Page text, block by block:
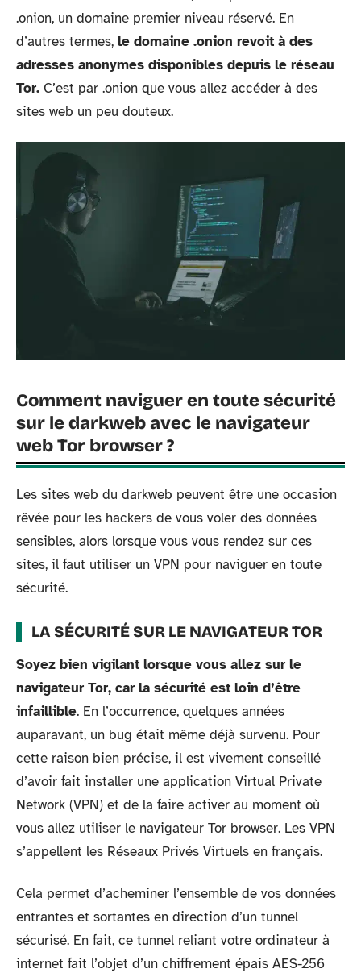
.onion, un domaine premier niveau réservé. En
d’autres termes, le domaine .onion revoit à des
adresses anonymes disponibles depuis le réseau
Tor. C’est par .onion que vous allez accéder à des
sites web un peu douteux.
Comment naviguer en toute sécurité
sur le darkweb avec le navigateur
web Tor browser ?
Les sites web du darkweb peuvent être une occasion
rêvée pour les hackers de vous voler des données
sensibles, alors lorsque vous vous rendez sur ces
sites, il faut utiliser un VPN pour naviguer en toute
sécurité.
LA SÉCURITÉ SUR LE NAVIGATEUR TOR
Soyez bien vigilant lorsque vous allez sur le
navigateur Tor, car la sécurité est loin d’être
infaillible. En l’occurrence, quelques années
auparavant, un bug était même déjà survenu. Pour
cette raison bien précise, il est vivement conseillé
d’avoir fait installer une application Virtual Private
Network (VPN) et de la faire activer au moment où
vous allez utiliser le navigateur Tor browser. Les VPN
s’appellent les Réseaux Privés Virtuels en français.
Cela permet d’acheminer l’ensemble de vos données
entrantes et sortantes en direction d’un tunnel
sécurisé. En fait, ce tunnel reliant votre ordinateur à
internet fait l’objet d’un chiffrement épais AES-256